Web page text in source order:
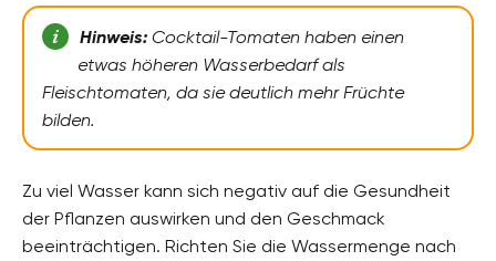
Hinweis:Cocktail-Tomaten haben einen
etwas höheren Wasserbedarf als
Fleischtomaten, da sie deutlich mehr Früchte
bilden.
Zu viel Wasser kann sich negativ auf die Gesundheit
der Pflanzen auswirken und den Geschmack
beeinträchtigen. Richten Sie die Wassermenge nach